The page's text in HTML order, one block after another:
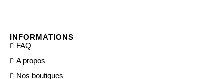
INFORMATIONS
FAQ
A propos
Nos boutiques